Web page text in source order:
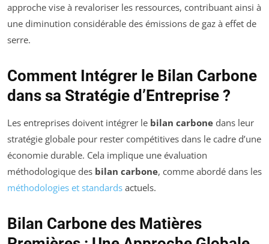
approche vise à revaloriser les ressources, contribuant ainsi à
une diminution considérable des émissions de gaz à effet de
serre.
Comment Intégrer le Bilan Carbone
dans sa Stratégie d’Entreprise ?
Les entreprises doivent intégrer le bilan carbone dans leur
stratégie globale pour rester compétitives dans le cadre d’une
économie durable. Cela implique une évaluation
méthodologique des bilan carbone, comme abordé dans les
méthodologies et standards actuels.
Bilan Carbone des Matières